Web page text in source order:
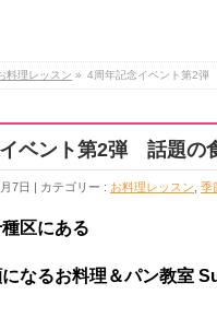
料理レッスン » 4周年記念イベント第2弾
ベント第2弾 話題の
7日 | カテゴリー : お料理レッスン 季
区にある
なるお料理＆パン教室